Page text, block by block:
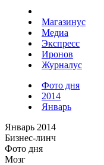
Магазинус
Медиа
Экспресс
Иронов
Журналус
Фото дня
2014
Январь
Январь 2014
Бизнес-линч
Фото дня
Мозг